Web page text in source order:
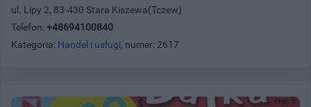
ul. Lipy 2, 83-430 Stara Kiszewa(Tczew)
Telefon: +48694100840
Kategoria: Handel i usługi, numer: 2617